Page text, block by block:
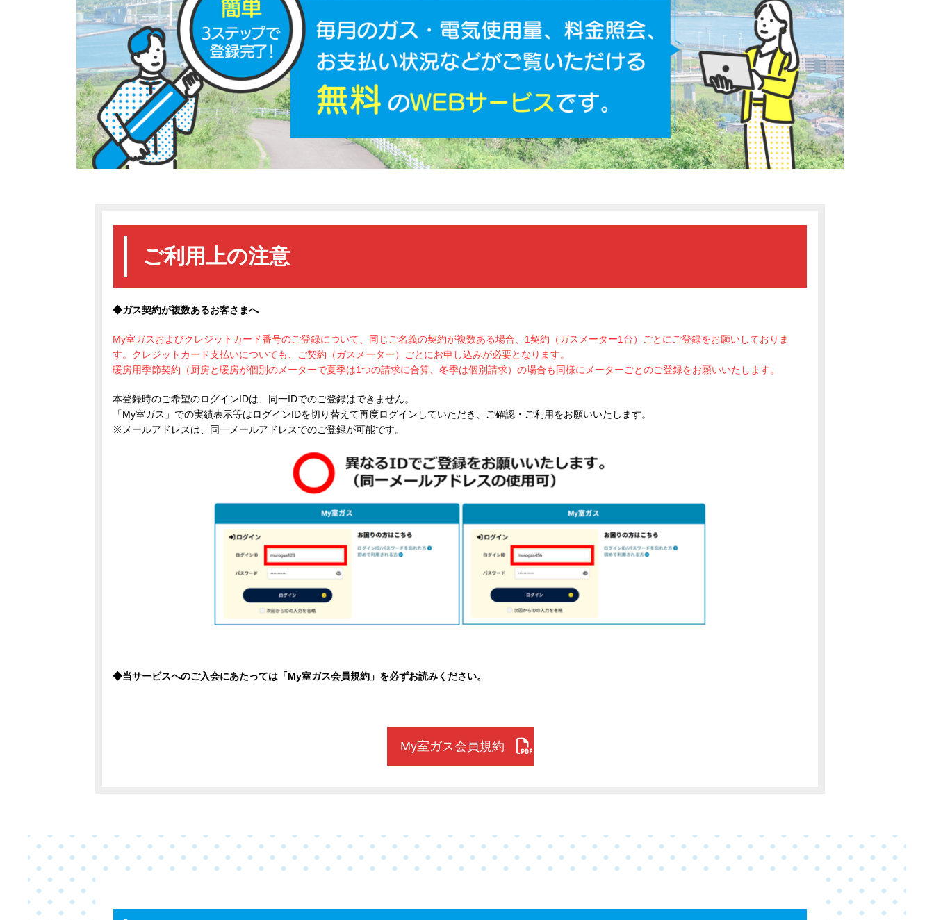
ご利用上の注意
◆ガス契約が複数あるお客さまへ
My室ガスおよびクレジットカード番号のご登録について、同じご名義の契約が複数ある場合、1契約（ガスメーター1台）ごとにご登録をお願いしておりま
す。クレジットカード支払いについても、ご契約（ガスメーター）ごとにお申し込みが必要となります。
暖房用季節契約（厨房と暖房が個別のメーターで夏季は1つの請求に合算、冬季は個別請求）の場合も同様にメーターごとのご登録をお願いいたします。
本登録時のご希望のログインIDは、同一IDでのご登録はできません。
「My室ガス」での実績表示等はログインIDを切り替えて再度ログインしていただき、ご確認・ご利用をお願いいたします。
※メールアドレスは、同一メールアドレスでのご登録が可能です。
◆当サービスへのご入会にあたっては「My室ガス会員規約」を必ずお読みください。
My室ガス会員規約